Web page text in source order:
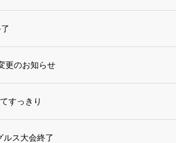
更のお知らせ
すっきり
ルス大会終了